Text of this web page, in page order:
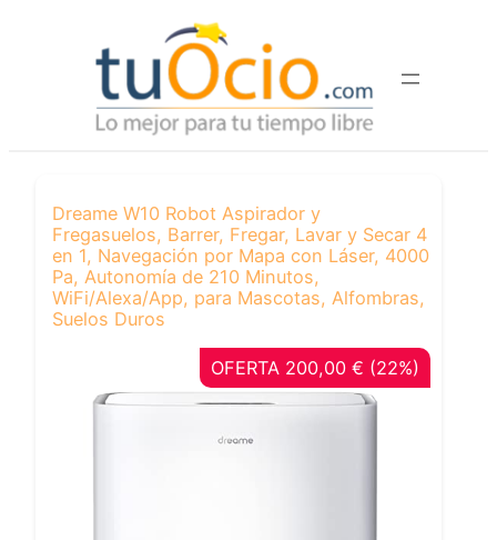
Dreame W10 Robot Aspirador y
Fregasuelos, Barrer, Fregar, Lavar y Secar 4
en 1, Navegación por Mapa con Láser, 4000
Pa, Autonomía de 210 Minutos,
WiFi/Alexa/App, para Mascotas, Alfombras,
Suelos Duros
OFERTA 200,00 € (22%)